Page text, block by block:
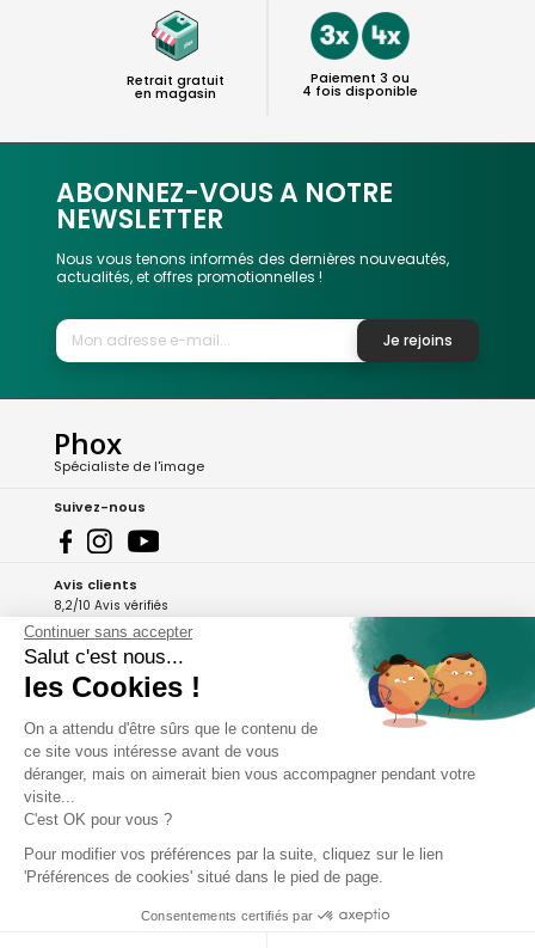
Retrait gratuit
en magasin
Paiement 3 ou
4 fois disponible
ABONNEZ-VOUS A NOTRE
NEWSLETTER
Nous vous tenons informés des dernières nouveautés,
actualités, et offres promotionnelles !
Je rejoins
Phox
Spécialiste de l'image
Suivez-nous
Avis clients
8,2/10 Avis vérifiés
L'Appli Phox
A propos de Phox
Services et garanties
Continuer sans accepter
Salut c'est nous...
les Cookies !
On a attendu d'être sûrs que le contenu de
ce site vous intéresse avant de vous
déranger, mais on aimerait bien vous accompagner pendant votre
visite...
C'est OK pour vous ?
Pour modifier vos préférences par la suite, cliquez sur le lien
'Préférences de cookies' situé dans le pied de page.
Consentements certifiés par